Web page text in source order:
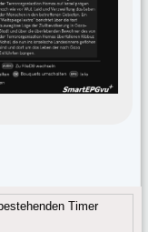
Timer